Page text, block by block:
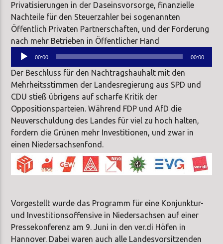
Privatisierungen in der Daseinsvorsorge, finanzielle
Nachteile für den Steuerzahler bei sogenannten
Öffentlich Privaten Partnerschaften, und der Forderung
nach mehr Betrieben in Öffentlicher Hand
Audio-
00:00 00:00
Der Beschluss für den Nachtragshauhalt mit den
Mehrheitsstimmen der Landesregierung aus SPD und
CDU stieß übrigens auf scharfe Kritik der
Oppositionsparteien. Während FDP und AfD die
Neuverschuldung des Landes für viel zu hoch halten,
fordern die Grünen mehr Investitionen, und zwar in
einen Niedersachsenfond.
Vorgestellt wurde das Programm für eine Konjunktur-
und Investitionsoffensive in Niedersachsen auf einer
Pressekonferenz am 9. Juni in den ver.di Höfen in
Hannover. Dabei waren auch alle Landesvorsitzenden